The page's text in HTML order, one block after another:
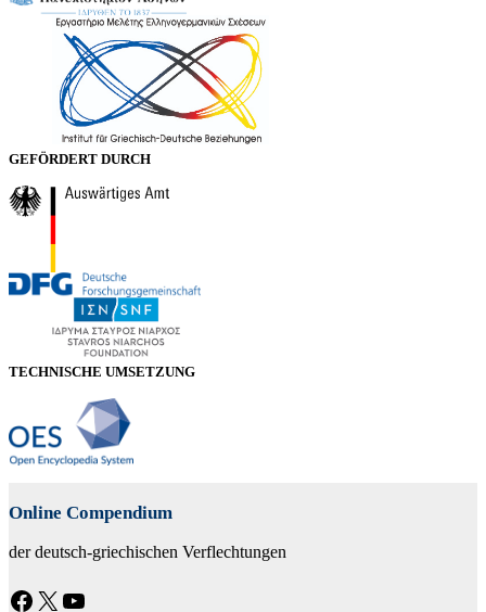
GEFÖRDERT DURCH
TECHNISCHE UMSETZUNG
Online Compendium
der deutsch-griechischen Verflechtungen
Facebook X YouTube